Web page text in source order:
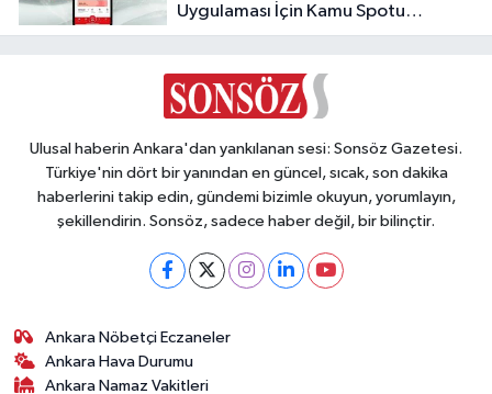
Uygulaması İçin Kamu Spotu
Yayında!
Ulusal haberin Ankara'dan yankılanan sesi: Sonsöz Gazetesi.
Türkiye'nin dört bir yanından en güncel, sıcak, son dakika
haberlerini takip edin, gündemi bizimle okuyun, yorumlayın,
şekillendirin. Sonsöz, sadece haber değil, bir bilinçtir.
Ankara Nöbetçi Eczaneler
Ankara Hava Durumu
Ankara Namaz Vakitleri